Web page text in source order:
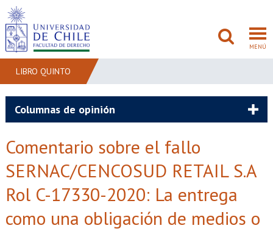
MENÚ
FACULTAD
POSTGRADO
ADMISIÓN
INVESTIGACIÓN
LIBRO QUINTO
Columnas de opinión
Comentario sobre el fallo
SERNAC/CENCOSUD RETAIL S.A
Rol C-17330-2020: La entrega
como una obligación de medios o